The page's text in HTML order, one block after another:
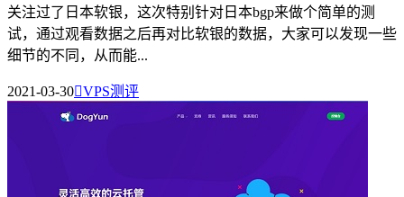
关注过了日本软银，这次特别针对日本bgp来做个简单的测
试，通过观看数据之后再对比软银的数据，大家可以发现一些
细节的不同，从而能...
2021-03-30VPS测评